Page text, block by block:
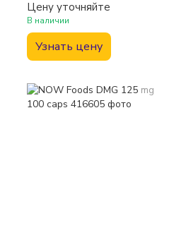
servings/ Pure
Цену уточняйте
В наличии
Узнать цену